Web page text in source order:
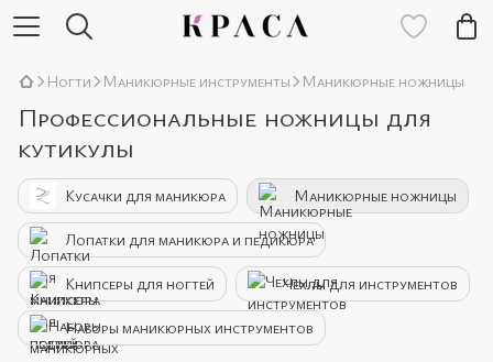
Ногти Маникюрные инструменты Маникюрные ножницы
Профессиональные ножницы для
кутикулы
Кусачки для маникюра Маникюрные ножницы
Лопатки для маникюра и педикюра
Книпсеры для ногтей Чехлы для инструментов
Наборы маникюрных инструментов